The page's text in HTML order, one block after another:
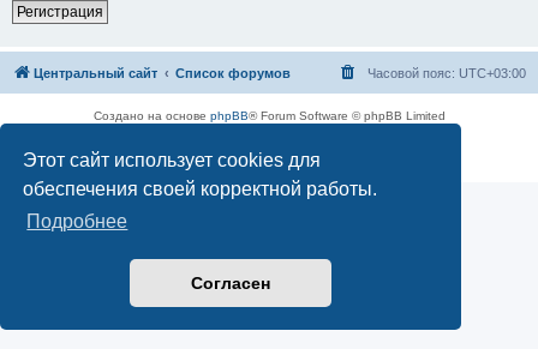
Этот сайт использует cookies для
обеспечения своей корректной работы.
Подробнее
Согласен
Регистрация
Центральный сайт Список форумов Часовой пояс: UTC+03:00
Создано на основе phpBB® Forum Software © phpBB Limited
Конфиденциальность|Правила